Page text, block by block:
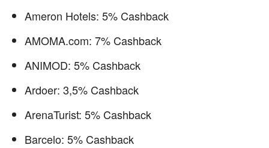
Ameron Hotels: 5% Cashback
AMOMA.com: 7% Cashback
ANIMOD: 5% Cashback
Ardoer: 3,5% Cashback
ArenaTurist: 5% Cashback
Barcelo: 5% Cashback